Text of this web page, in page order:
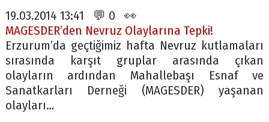
19.03.2014 13:41 💬 0 👀
MAGESDER’den Nevruz Olaylarına Tepki!
Erzurum’da geçtiğimiz hafta Nevruz kutlamaları
sırasında karşıt gruplar arasında çıkan
olayların ardından Mahallebaşı Esnaf ve
Sanatkarları Derneği (MAGESDER) yaşanan
olayları…